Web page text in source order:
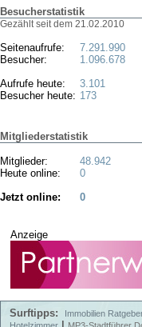
Besucherstatistik
Gezählt seit dem 21.02.2010
Seitenaufrufe:
Besucher:
Aufrufe heute:
Besucher heute:
7.291.990
1.096.678
3.101
173
Mitgliederstatistik
Mitglieder:
Heute online:
48.942
0
Jetzt online:
0
Anzeige
Surftipps: Immobilien